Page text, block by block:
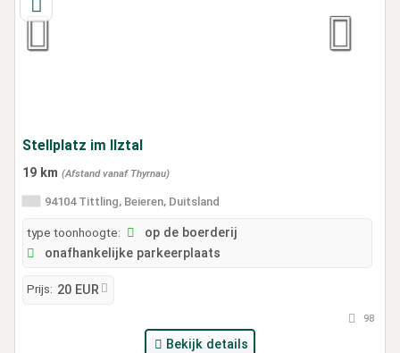
Stellplatz im Ilztal
19 km (Afstand vanaf Thyrnau)
94104 Tittling, Beieren, Duitsland
type toonhoogte:
op de boerderij
onafhankelijke parkeerplaats
Prijs: 20 EUR
98
Bekijk details